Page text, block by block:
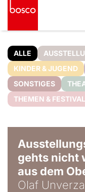
ALLE
KINDER & JUGEND
SONSTIGES
THEMEN &
gehts nicht
aus dem
Olaf